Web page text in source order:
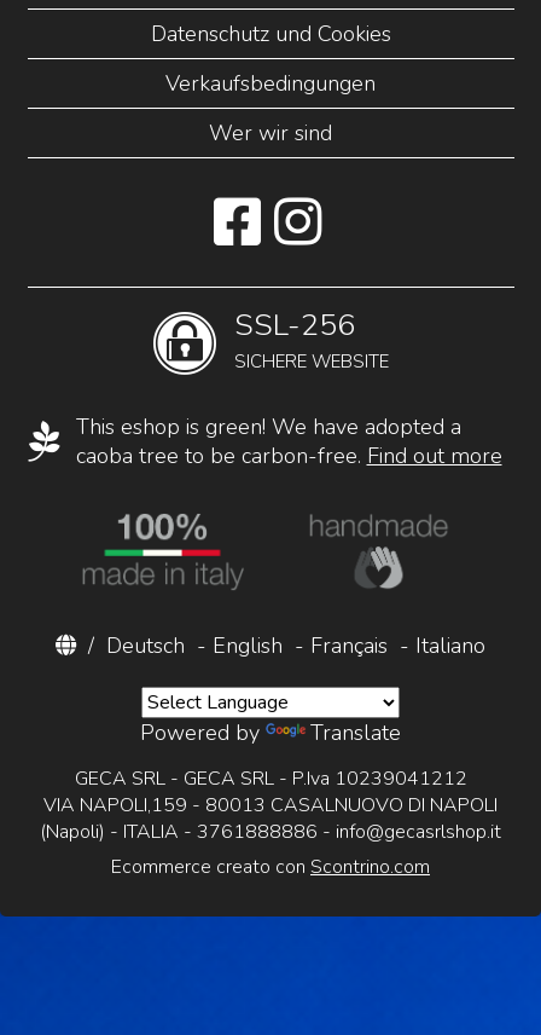
Datenschutz und Cookies
Verkaufsbedingungen
Wer wir sind
SSL-256
SICHERE WEBSITE
This eshop is green! We have adopted a
caoba tree to be carbon-free. Find out more
/ Deutsch - English - Français - Italiano
Powered by Translate
GECA SRL - GECA SRL - P.Iva 10239041212
VIA NAPOLI,159 - 80013 CASALNUOVO DI NAPOLI
(Napoli) - ITALIA - 3761888886 - info@gecasrlshop.it
Ecommerce creato con Scontrino.com